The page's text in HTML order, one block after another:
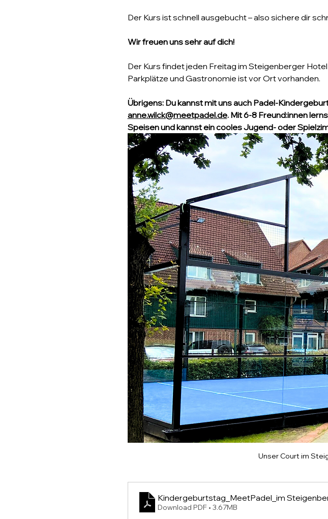
Der Kurs ist schnell ausgebucht – also sichere dir
Wir freuen uns sehr auf dich!
Der Kurs findet jeden Freitag im Steigenberger
Parkplätze und Gastronomie ist vor Ort vorhanden.
Übrigens: Du kannst mit uns auch Padel-
anne.wilck@meetpadel.de. Mit 6-8 Freund:innen
Speisen und kannst ein cooles Jugend- oder
Unser Court im
Kindergeburtstag_MeetPadel_im
Download PDF • 3.67MB